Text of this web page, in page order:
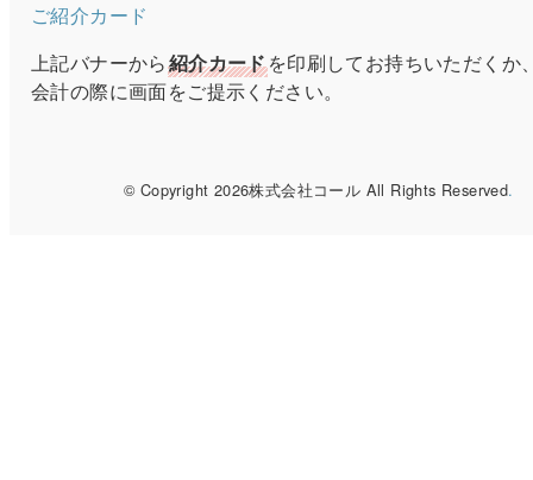
ご紹介カード
上記バナーから紹介カードを印刷してお持ちいただくか
会計の際に画面をご提示ください。
© Copyright 2026株式会社コール All Rights Reserved.